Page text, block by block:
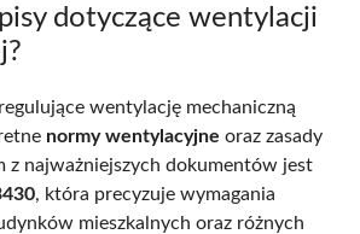
dotyczące wentylacji
wentylację mechaniczną
normy wentylacyjne oraz zasady
z najważniejszych dokumentów jest
, która precyzuje wymagania
mieszkalnych oraz różnych